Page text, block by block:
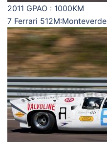
2011 GPAO : 1000KM
7 Ferrari 512M:Monteverde